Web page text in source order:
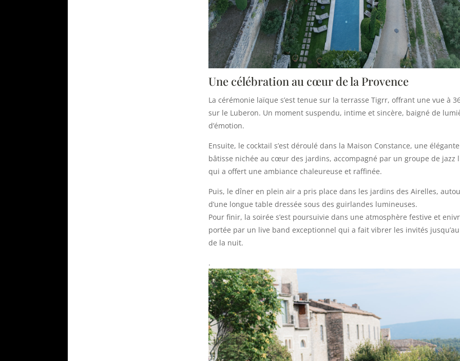
Une célébration au cœur de la Provence
La cérémonie laïque s’est tenue sur la terrasse Tigrr, offrant une vue à
sur le Luberon. Un moment suspendu, intime et sincère, baigné de
d’émotion.
Ensuite, le cocktail s’est déroulé dans la Maison Constance, une élégante
bâtisse nichée au cœur des jardins, accompagné par un groupe de jazz
qui a offert une ambiance chaleureuse et raffinée.
Puis, le dîner en plein air a pris place dans les jardins des Airelles,
d’une longue table dressée sous des guirlandes lumineuses.
Pour finir, la soirée s’est poursuivie dans une atmosphère festive et
portée par un live band exceptionnel qui a fait vibrer les invités
de la nuit.
.